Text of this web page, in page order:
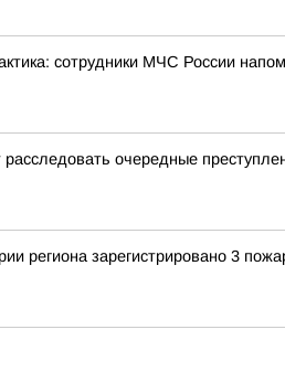
сотрудники МЧС России
очередные
региона зарегистрировано 3